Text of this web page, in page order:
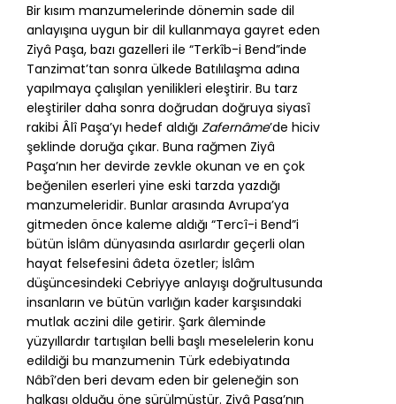
Bir kısım manzumelerinde dönemin sade dil
anlayışına uygun bir dil kullanmaya gayret eden
Ziyâ Paşa, bazı gazelleri ile “Terkîb-i Bend”inde
Tanzimat’tan sonra ülkede Batılılaşma adına
yapılmaya çalışılan yenilikleri eleştirir. Bu tarz
eleştiriler daha sonra doğrudan doğruya siyasî
rakibi Âlî Paşa’yı hedef aldığı Zafernâme’de hiciv
şeklinde doruğa çıkar. Buna rağmen Ziyâ
Paşa’nın her devirde zevkle okunan ve en çok
beğenilen eserleri yine eski tarzda yazdığı
manzumeleridir. Bunlar arasında Avrupa’ya
gitmeden önce kaleme aldığı “Tercî-i Bend”i
bütün İslâm dünyasında asırlardır geçerli olan
hayat felsefesini âdeta özetler; İslâm
düşüncesindeki Cebriyye anlayışı doğrultusunda
insanların ve bütün varlığın kader karşısındaki
mutlak aczini dile getirir. Şark âleminde
yüzyıllardır tartışılan belli başlı meselelerin konu
edildiği bu manzumenin Türk edebiyatında
Nâbî’den beri devam eden bir geleneğin son
halkası olduğu öne sürülmüştür. Ziyâ Paşa’nın